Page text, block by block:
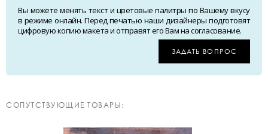
Вы можете менять текст и цветовые палитры по Вашему вкусу
в режиме онлайн. Перед печатью наши дизайнеры подготовят
цифровую копию макета и отправят его Вам на согласование.
ЗАДАТЬ ВОПРОС
CОПУТСТВУЮЩИЕ ТОВАРЫ: